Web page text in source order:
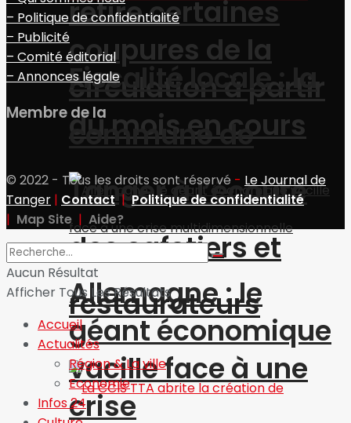
retire certaines
coupures de la
circulation à partir
du mois en cours
Allemagne : le
géant économique
vacille face à une
crise
Fiscalité locale : la
commune de
Tanger à l’écoute
des cafetiers et
restaurateurs
– Politique de confidentialité
– Publicité
– Comité éditorial
– Annonces légale
Membre de la
© 2022 - Tous les droits sont réservé - Le Journal de
Tanger | Contact |Politique de confidentialité
| Map Site | Aide?
Aucun Résultat
Afficher Tous Les Résultats
Accueil
Actualités
Région & La ville
Economie
Infos 24